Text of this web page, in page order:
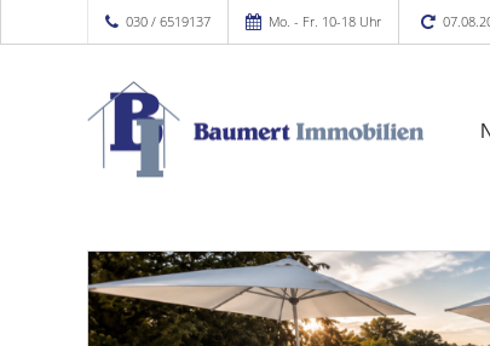
030 / 6519137 Mo. - Fr. 10-18 Uhr